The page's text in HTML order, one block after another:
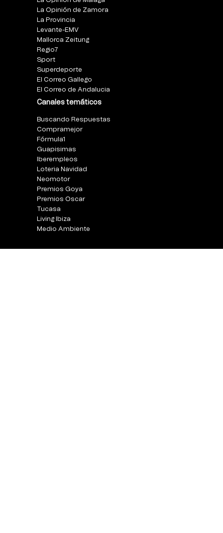
La Opinión de Zamora
La Provincia
Levante-EMV
Mallorca Zeitung
Regio7
Sport
Superdeporte
El Correo Gallego
El Correo de Andalucia
Canales temáticos
Buscando Respuestas
Compramejor
Fórmula1
Guapisimas
Iberempleos
Loteria Navidad
Neomotor
Premios Goya
Premios Oscar
Tucasa
Living Ibiza
Medio Ambiente